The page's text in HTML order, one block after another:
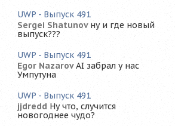
UWP - Выпуск 491
Sergei Shatunov ну и где новый
выпуск???
UWP - Выпуск 491
Egor Nazarov AI забрал у нас
Умпутуна
UWP - Выпуск 491
jjdredd Ну что, случится
новогоднее чудо?